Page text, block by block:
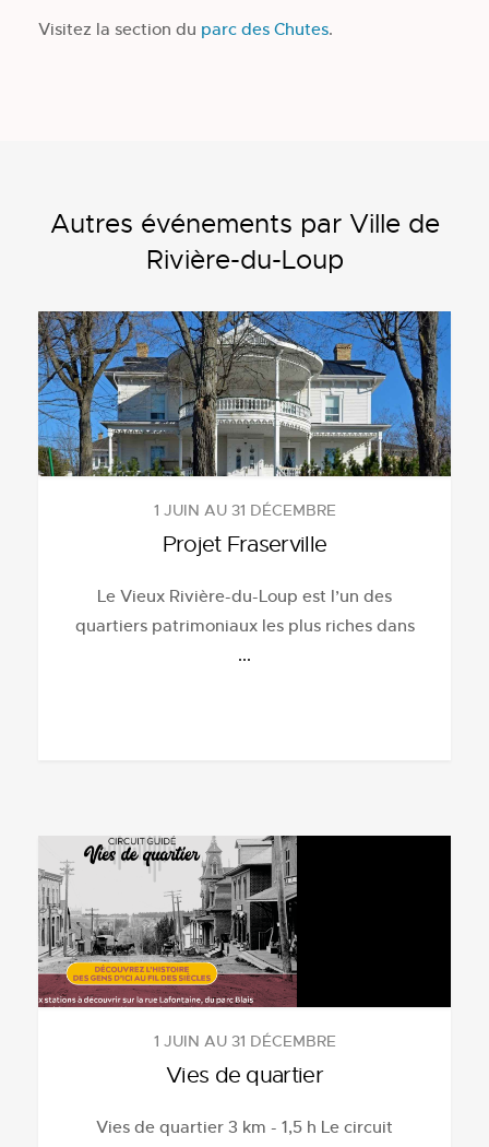
Visitez la section du parc des Chutes.
Autres événements par Ville de
Rivière-du-Loup
1 JUIN AU 31 DÉCEMBRE
Projet Fraserville
Le Vieux Rivière-du-Loup est l’un des
quartiers patrimoniaux les plus riches dans
...
1 JUIN AU 31 DÉCEMBRE
Vies de quartier
Vies de quartier 3 km - 1,5 h Le circuit